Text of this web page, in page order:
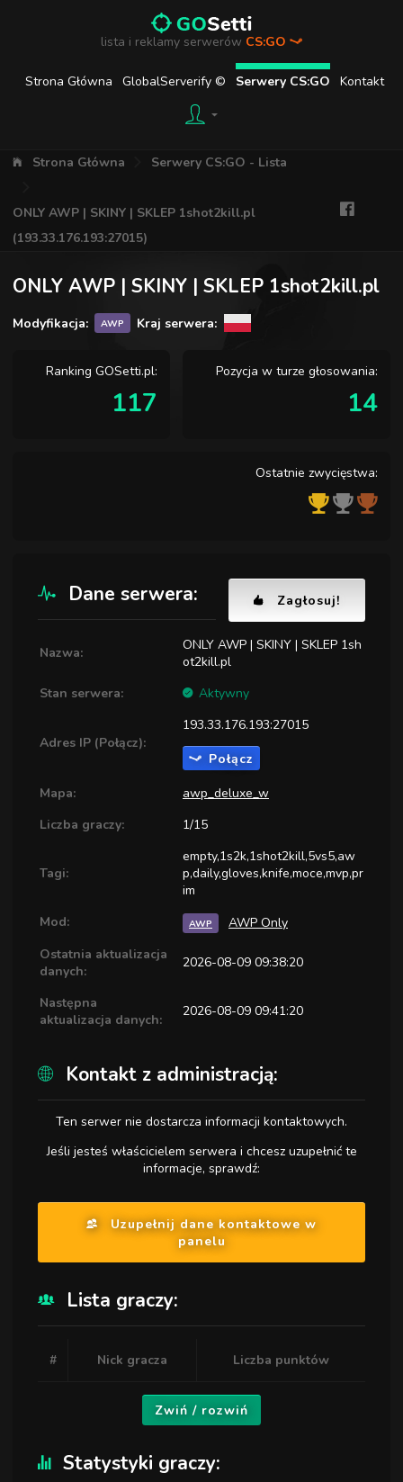
lista i reklamy serwerów CS:GO
Strona Główna GlobalServerify © Serwery CS:GO Kontakt
Strona Główna Serwery CS:GO - Lista
ONLY AWP | SKINY | SKLEP 1shot2kill.pl
(193.33.176.193:27015)
ONLY AWP | SKINY | SKLEP 1shot2kill.pl
Modyfikacja: AWP Kraj serwera:
Ranking GOSetti.pl:
117
Pozycja w turze głosowania:
14
Ostatnie zwycięstwa:
Dane serwera: Zagłosuj!
Nazwa:
ONLY AWP | SKINY | SKLEP 1sh
ot2kill.pl
Stan serwera:
Aktywny
Adres IP (Połącz):
193.33.176.193:27015
Połącz
Mapa:
awp_deluxe_w
Liczba graczy:
1/15
Tagi:
empty,1s2k,1shot2kill,5vs5,aw
p,daily,gloves,knife,moce,mvp,pr
im
Mod:
AWP
AWP Only
Ostatnia aktualizacja
danych:
2026-08-09 09:38:20
Następna
aktualizacja danych:
2026-08-09 09:41:20
Kontakt z administracją:
Ten serwer nie dostarcza informacji kontaktowych.
Jeśli jesteś właścicielem serwera i chcesz uzupełnić te
informacje, sprawdź:
Uzupełnij dane kontaktowe w
panelu
Lista graczy:
# Nick gracza Liczba punktów
Zwiń / rozwiń
Statystyki graczy: